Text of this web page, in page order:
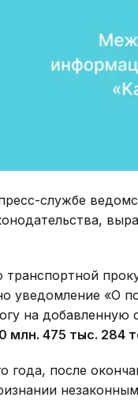
службе
уведомление «О
на добавленную
млн. 475 тыс. 284
года, после